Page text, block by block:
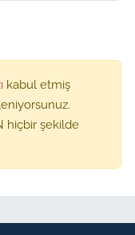
kabul etmiş
hiçbir şekilde